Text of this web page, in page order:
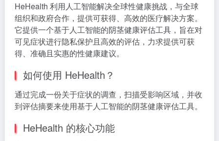
HeHealth 利用人工智能解决全球性健康挑战，与全球
组织和政府合作，提供可获得、高效的医疗解决方案。
它提供一个基于人工智能的阴茎健康评估工具，旨在对
可见症状进行隐私保护且高效的评估，力求提供可获
得、准确且实惠的性健康建议。
如何使用 HeHealth？
通过完成一份关于症状的调查，扫描受影响区域，并收
到评估摘要来使用基于人工智能的阴茎健康评估工具。
HeHealth 的核心功能